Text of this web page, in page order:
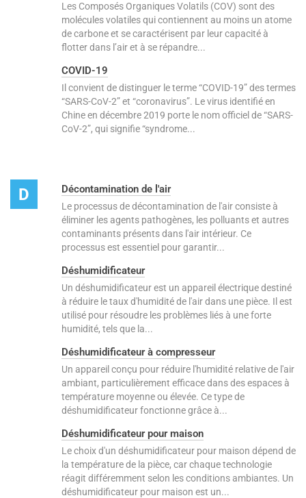
Les Composés Organiques Volatils (COV) sont des
molécules volatiles qui contiennent au moins un atome
de carbone et se caractérisent par leur capacité à
flotter dans l’air et à se répandre...
COVID-19
Il convient de distinguer le terme “COVID-19” des termes
“SARS-CoV-2” et “coronavirus”. Le virus identifié en
Chine en décembre 2019 porte le nom officiel de “SARS-
CoV-2”, qui signifie “syndrome...
D Décontamination de l'air
Le processus de décontamination de l'air consiste à
éliminer les agents pathogènes, les polluants et autres
contaminants présents dans l'air intérieur. Ce
processus est essentiel pour garantir...
Déshumidificateur
Un déshumidificateur est un appareil électrique destiné
à réduire le taux d'humidité de l'air dans une pièce. Il est
utilisé pour résoudre les problèmes liés à une forte
humidité, tels que la...
Déshumidificateur à compresseur
Un appareil conçu pour réduire l'humidité relative de l'air
ambiant, particulièrement efficace dans des espaces à
température moyenne ou élevée. Ce type de
déshumidificateur fonctionne grâce à...
Déshumidificateur pour maison
Le choix d'un déshumidificateur pour maison dépend de
la température de la pièce, car chaque technologie
réagit différemment selon les conditions ambiantes. Un
déshumidificateur pour maison est un...